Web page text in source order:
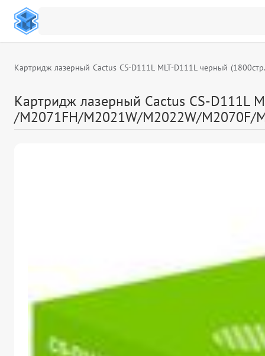
Картридж лазерный Cactus CS-D111L MLT-D111L черный
Картридж лазерный Cactus CS-D111L
/M2071FH/M2021W/M2022W/M2070F/